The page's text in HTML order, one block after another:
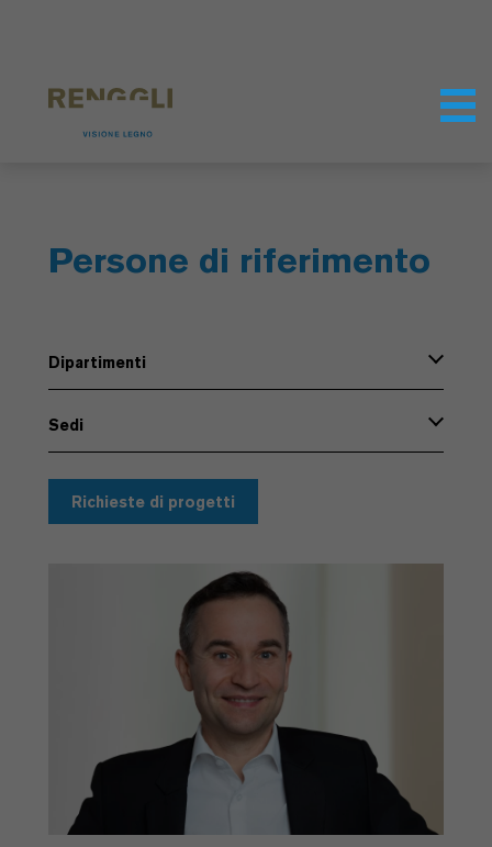
Persone di riferimento
Dipartimenti
Sedi
Richieste di progetti